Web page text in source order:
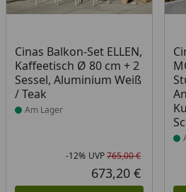
Cinas Balkon-Set ELLEN,
Kaffeetisch Ø 80 cm + 2
Sessel, Aluminium Weiß
/ Teak
Produkt am Lager
Am Lager
Rabatt
-12% UVP765,00 €
Aktueller
673,20 €